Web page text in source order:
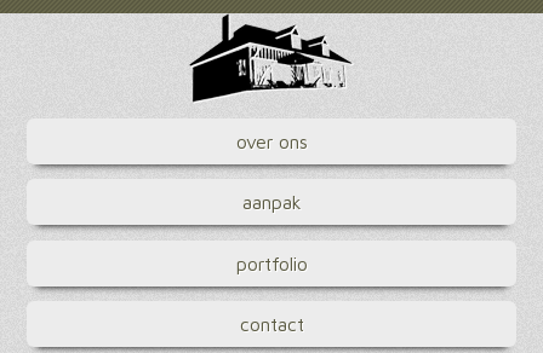
over ons
aanpak
portfolio
contact